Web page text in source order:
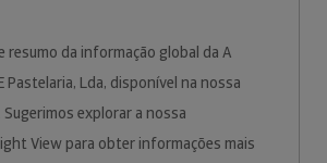
resumo da informação global da A
Pastelaria, Lda, disponível na nossa
Sugerimos explorar a nossa
View para obter informações mais